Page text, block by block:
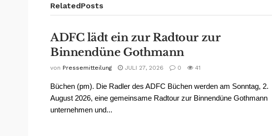
RelatedPosts
ADFC lädt ein zur Radtour zur
Binnendüne Gothmann
von Pressemitteilung JULI 27, 2026 0 41
Büchen (pm). Die Radler des ADFC Büchen werden am Sonntag, 2.
August 2026, eine gemeinsame Radtour zur Binnendüne Gothmann
unternehmen und...